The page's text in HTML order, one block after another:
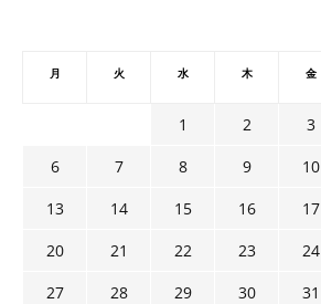
月 火 水 木 金
1 2 3
6
7 8 9 10
13
14 15 16 17
20
21 22 23 24
27
28 29 30
31